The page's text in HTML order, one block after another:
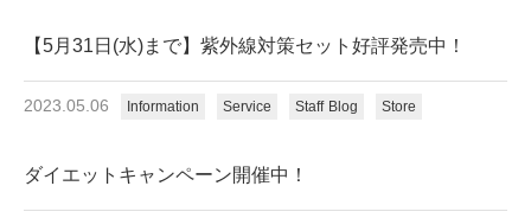
【5月31日(水)まで】紫外線対策セット好評発売中！
2023.05.06 Information Service Staff Blog Store
ダイエットキャンペーン開催中！